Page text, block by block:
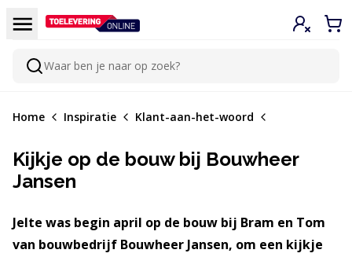
Menu
Zoeken
Waar ben je naar op zoek?
Inloggen
Home Inspiratie Klant-aan-het-woord
Kijkje op de bouw bij Bouwheer
Jansen
Jelte was begin april op de bouw bij Bram en Tom
van bouwbedrijf Bouwheer Jansen, om een kijkje